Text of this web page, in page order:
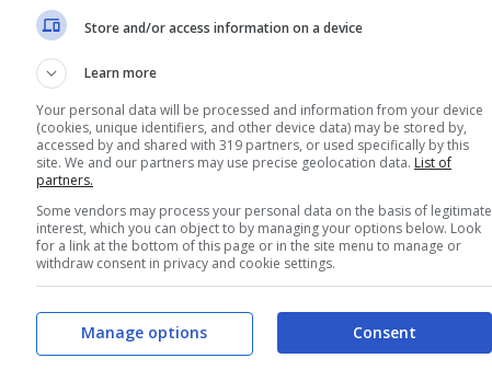
Store and/or access information on a device
Learn more
Your personal data will be processed and information from your device
(cookies, unique identifiers, and other device data) may be stored by,
accessed by and shared with 319 partners, or used specifically by this
site. We and our partners may use precise geolocation data. List of
partners.
Some vendors may process your personal data on the basis of legitimate
interest, which you can object to by managing your options below. Look
for a link at the bottom of this page or in the site menu to manage or
withdraw consent in privacy and cookie settings.
Consent
Manage options